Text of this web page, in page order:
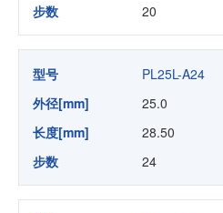
步数
20
型号
PL25L-A24
外径[mm]
25.0
长度[mm]
28.50
步数
24